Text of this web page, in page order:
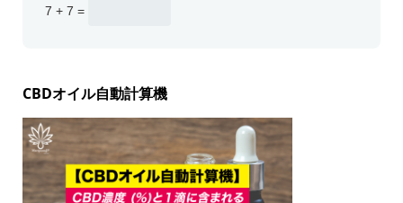
7 + 7 =
CBDオイル自動計算機